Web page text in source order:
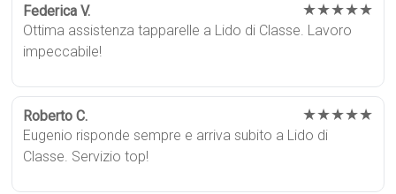
Federica V. ★★★★★
Ottima assistenza tapparelle a Lido di Classe. Lavoro
impeccabile!
Roberto C. ★★★★★
Eugenio risponde sempre e arriva subito a Lido di
Classe. Servizio top!